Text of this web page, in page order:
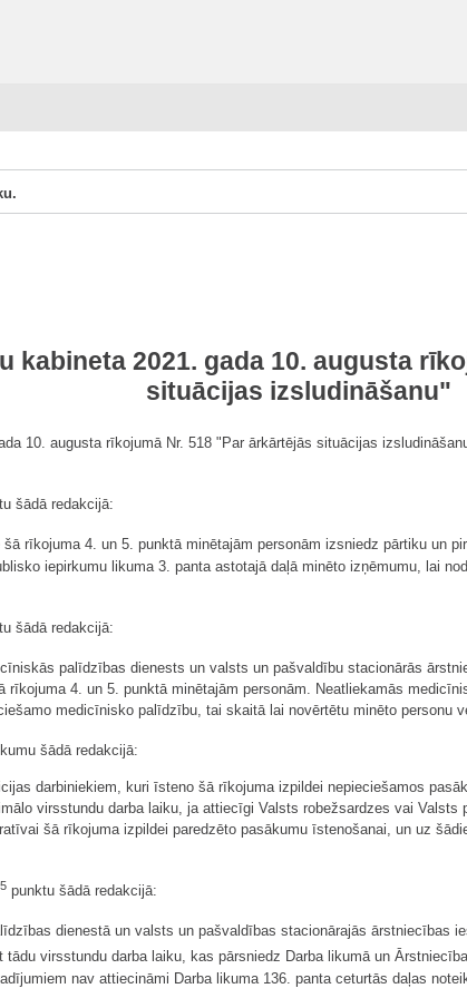
kabineta 2021. gada 10. augusta
situācijas izsludināšanu"
10. augusta rīkojumā Nr. 518 "Par ārkārtējās situācijas
šādā redakcijā:
rīkojuma 4. un 5. punktā minētajām personām izsniedz pārtiku un
iepirkumu likuma 3. panta astotajā daļā minēto izņēmumu, lai
šādā redakcijā:
palīdzības dienests un valsts un pašvaldību stacionārās
rīkojuma 4. un 5. punktā minētajām personām. Neatliekamās
medicīnisko palīdzību, tai skaitā lai novērtētu minēto personu
šādā redakcijā:
darbiniekiem, kuri īsteno šā rīkojuma izpildei nepieciešamos
virsstundu darba laiku, ja attiecīgi Valsts robežsardzes vai
šā rīkojuma izpildei paredzēto pasākumu īstenošanai, un uz
5 punktu šādā redakcijā:
dienestā un valsts un pašvaldības stacionārajās ārstniecības
virsstundu darba laiku, kas pārsniedz Darba likumā un
nav attiecināmi Darba likuma 136. panta ceturtās daļas